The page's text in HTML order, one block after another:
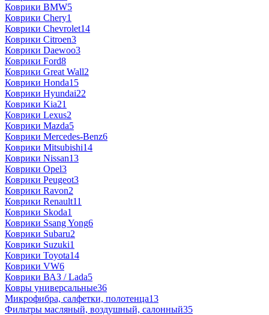
Коврики BMW5
Коврики Chery1
Коврики Chevrolet14
Коврики Citroen3
Коврики Daewoo3
Коврики Ford8
Коврики Great Wall2
Коврики Honda15
Коврики Hyundai22
Коврики Kia21
Коврики Lexus2
Коврики Mazda5
Коврики Mercedes-Benz6
Коврики Mitsubishi14
Коврики Nissan13
Коврики Opel3
Коврики Peugeot3
Коврики Ravon2
Коврики Renault11
Коврики Skoda1
Коврики Ssang Yong6
Коврики Subaru2
Коврики Suzuki1
Коврики Toyota14
Коврики VW6
Коврики ВАЗ / Lada5
Ковры универсальные36
Микрофибра, салфетки, полотенца13
Фильтры масляный, воздушный, салонный35